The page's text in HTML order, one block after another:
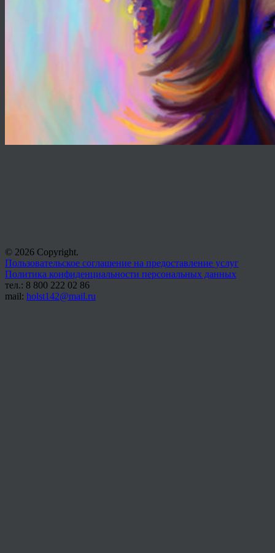
© 2026 Copyright.
Пользовательское соглашение на предоставление услуг
Политика конфиденциальности персональных данных
тел.: 8 800 222 02 86
mail: holst142@mail.ru